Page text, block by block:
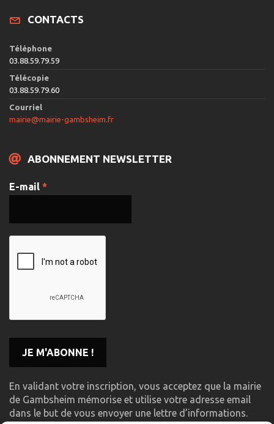
CONTACTS
Téléphone
03.88.59.79.59
Télécopie
03.88.59.79.60
Courriel
mairie@mairie-gambsheim.fr
ABONNEMENT NEWSLETTER
E-mail *
En validant votre inscription, vous acceptez que la mairie
de Gambsheim mémorise et utilise votre adresse email
dans le but de vous envoyer une lettre d’informations.